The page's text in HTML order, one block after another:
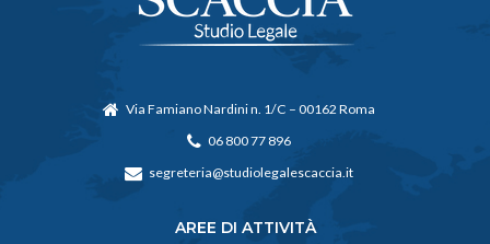
Via Famiano Nardini n. 1/C – 00162 Roma
06 800 77 896
segreteria@studiolegalescaccia.it
AREE DI ATTIVITÀ